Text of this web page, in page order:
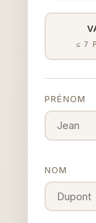
≤ 7
PRÉNOM
NOM